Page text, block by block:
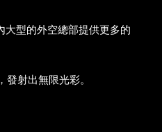
大型的外空總部提供更多的
射出無限光彩。